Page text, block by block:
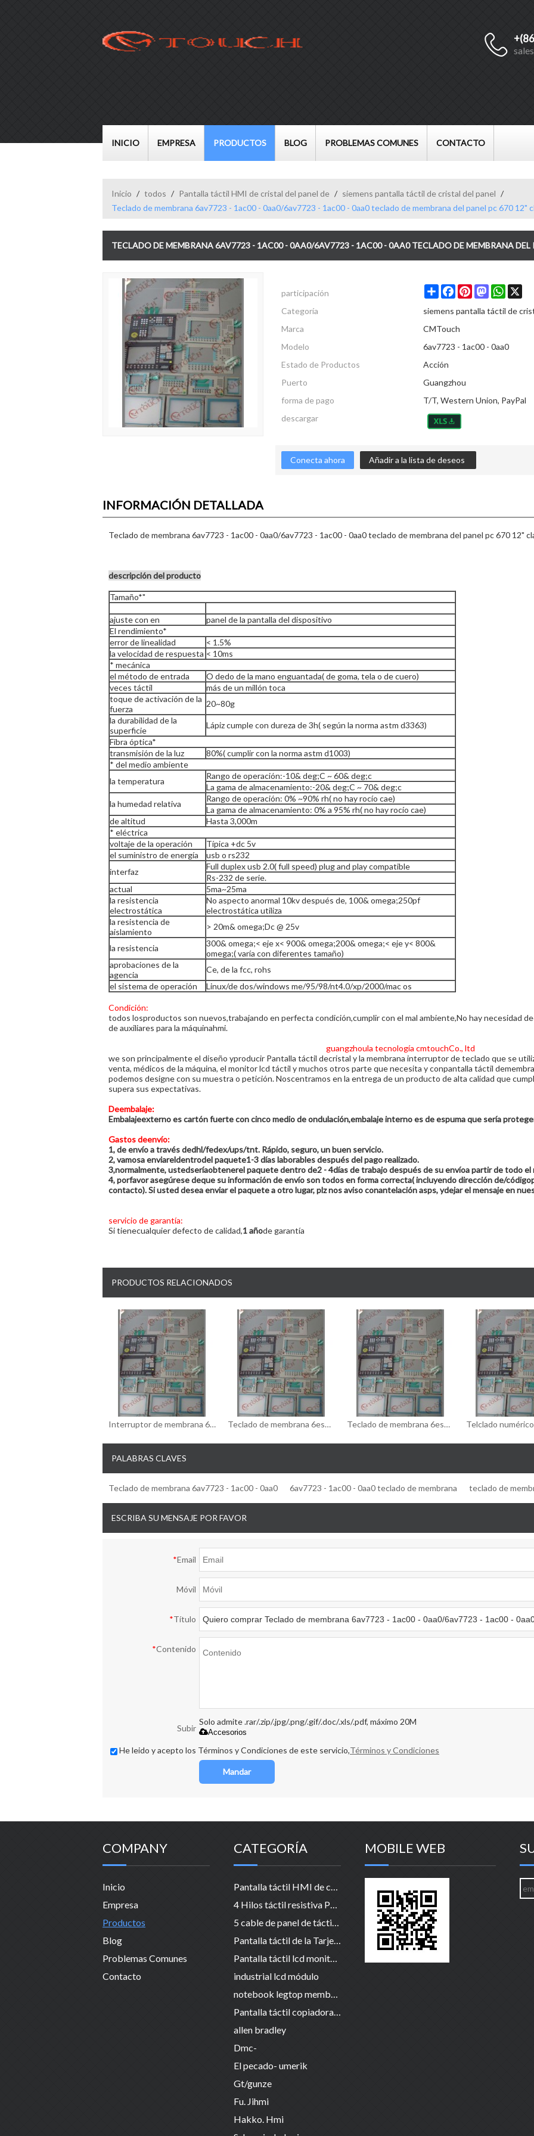
INICIO EMPRESA PRODUCTOS BLOG PROBLEMAS COMUNES CONTACTO
Inicio / todos / Pantalla táctil HMI de cristal del panel de / siemens pantalla táctil de cristal del panel /
Teclado de membrana 6av7723 - 1ac00 - 0aa0/6av7723 - 1ac00 - 0aa0 teclado de membrana del panel pc 670 12"
TECLADO DE MEMBRANA 6AV7723 - 1AC00 - 0AA0/6AV7723 - 1AC00 - 0AA0 TECLADO DE MEMBRANA DEL
participación ShareFacebookPinterestMastodon
Categoría
siemens pantalla táctil de
Marca
CMTouch
Modelo
6av7723 - 1ac00 - 0aa0
Estado de Productos
Acción
Puerto
Guangzhou
forma de pago
T/T, Western Union, PayPal
descargar
Conecta ahora Añadir a la lista de deseos
INFORMACIÓN DETALLADA
Teclado de membrana 6av7723 - 1ac00 - 0aa0/6av7723 - 1ac00 - 0aa0 teclado de membrana del panel pc 670 12"
descripción del producto
Tamaño*"
ajuste con en
panel de la pantalla del dispositivo
El rendimiento*
error de linealidad
< 1.5%
la velocidad de respuesta < 10ms
* mecánica
el método de entrada
O dedo de la mano enguantada( de goma, tela o de cuero)
veces táctil
más de un millón toca
toque de activación de la
fuerza
20~80g
la durabilidad de la
superficie
Lápiz cumple con dureza de 3h( según la norma astm d3363)
Fibra óptica*
transmisión de la luz
80%( cumplir con la norma astm d1003)
* del medio ambiente
la temperatura
Rango de operación:-10& deg;C ~ 60& deg;c
La gama de almacenamiento:-20& deg;C ~ 70& deg;c
la humedad relativa
Rango de operación: 0% ~90% rh( no hay rocío cae)
La gama de almacenamiento: 0% a 95% rh( no hay rocío cae)
de altitud
Hasta 3,000m
* eléctrica
voltaje de la operación
Típica +dc 5v
el suministro de energía
usb o rs232
interfaz
Full duplex usb 2.0( full speed) plug and play compatible
Rs-232 de serie.
actual
5ma~25ma
la resistencia
electrostática
No aspecto anormal 10kv después de, 100& omega;250pf
electrostática utiliza
la resistencia de
aislamiento
> 20m& omega;Dc @ 25v
la resistencia
300& omega;< eje x< 900& omega;200& omega;< eje y< 800&
omega;( varía con diferentes tamaño)
aprobaciones de la
agencia
Ce, de la fcc, rohs
el sistema de operación
Linux/de dos/windows me/95/98/nt4.0/xp/2000/mac os
Condición:
todos losproductos son nuevos,trabajando en perfecta condición,cumplir con el mal ambiente,No hay necesidad
de auxiliares para la máquinahmi.
guangzhoula tecnología cmtouchCo., ltd
we son principalmente el diseño yproducir Pantalla táctil decristal y la membrana interruptor de teclado que se
venta, médicos de la máquina, el monitor lcd táctil y muchos otros parte que necesita y conpantalla táctil
podemos designe con su muestra o petición. Noscentramos en la entrega de un producto de alta calidad que
supera sus expectativas.
Deembalaje:
Embalajeexterno es cartón fuerte con cinco medio de ondulación,embalaje interno es de espuma que sería
Gastos deenvío:
1, de envío a través dedhl/fedex/ups/tnt. Rápido, seguro, un buen servicio.
2, vamosa enviareldentrodel paquete1-3 días laborables después del pago realizado.
3,normalmente, ustedseríaobtenerel paquete dentro de2 - 4días de trabajo después de su envíoa partir de todo
4, porfavor asegúrese deque su información de envío son todos en forma correcta( incluyendo dirección de/
contacto). Si usted desea enviar el paquete a otro lugar, plz nos aviso conantelación asps, ydejar el mensaje en
servicio de garantía:
Si tienecualquier defecto de calidad,1 añode garantía
PRODUCTOS RELACIONADOS
Interruptor de membrana 6ES7626-1DG04-0AE3/6ES7626-1DG04-0AE3 del interruptor de membrana Teclado de membrana 6es7626 - 1dg04 - 0ae3/6es7626 - 1dg04 - 0ae3 teclado de membrana Teclado de membrana 6es7 626 - 1dg02 - 0ae3/6es7 626 - 1dg02 - 0ae3 teclado de membrana
PALABRAS CLAVES
Teclado de membrana 6av7723 - 1ac00 - 0aa0 6av7723 - 1ac00 - 0aa0 teclado de membrana teclado de
ESCRIBA SU MENSAJE POR FAVOR
*Email
Móvil
*Título
*Contenido
Subir
Solo admite .rar/.zip/.jpg/.png/.gif/.doc/.xls/.pdf, máximo 20M
Accesorios
He leido y acepto los Términos y Condiciones de este servicio,Términos y Condiciones
Mandar
COMPANY
Inicio
Empresa
Productos
Blog
Problemas Comunes
Contacto
CATEGORÍA
Pantalla táctil HMI de cristal del panel de
4 Hilos táctil resistiva Panel de la Pantalla
5 cable de panel de táctil resistiva
Pantalla táctil de la Tarjeta de Control
Pantalla táctil lcd monitor párrafo pos / industrial / Médico
industrial lcd módulo
notebook legtop membrana táctil del panel de cristal de
Pantalla táctil copiadora fotocopia de cristal membrana
allen bradley
Dmc-
El pecado- umerik
Gt/gunze
Fu. Jihmi
Hakko. Hmi
MOBILE WEB